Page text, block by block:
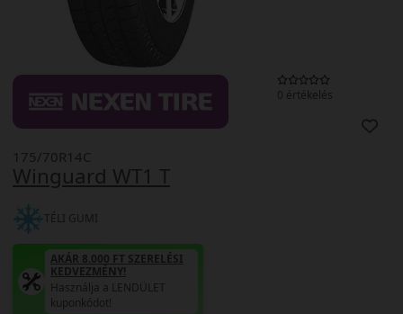
0 értékelés
Winguard WT1 T
175/70R14C
TÉLI GUMI
AKÁR 8.000 FT SZERELÉSI
KEDVEZMÉNY!
Használja a LENDÜLET
kuponkódot!